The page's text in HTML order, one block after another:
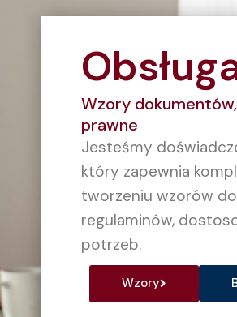
Wzory
prawne
Jesteśmy
który zapewnia
tworzeniu wzorów
regulaminów,
potrzeb.
Wzory